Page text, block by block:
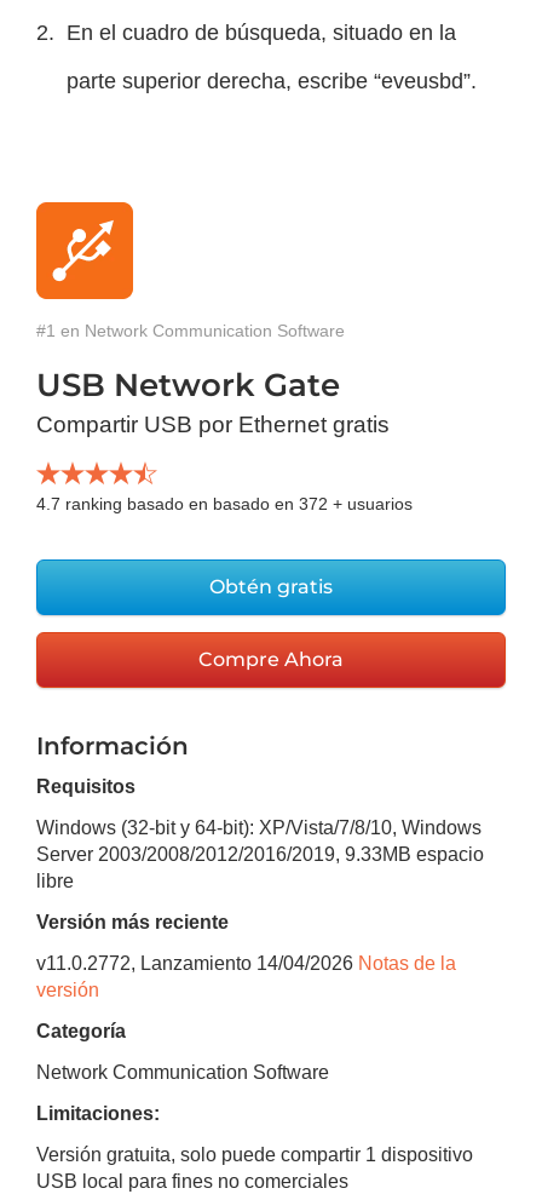
En el cuadro de búsqueda, situado en la
parte superior derecha, escribe “eveusbd”.
#1 en Network Communication Software
USB Network Gate
Compartir USB por Ethernet gratis
4.7 ranking basado en basado en 372 + usuarios
Obtén gratis
Compre Ahora
Información
Requisitos
Windows (32-bit y 64-bit): XP/Vista/7/8/10, Windows
Server 2003/2008/2012/2016/2019, 9.33MB espacio
libre
Versión más reciente
v11.0.2772, Lanzamiento 14/04/2026 Notas de la
versión
Categoría
Network Communication Software
Limitaciones:
Versión gratuita, solo puede compartir 1 dispositivo
USB local para fines no comerciales